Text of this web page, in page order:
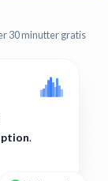
30 minutter gratis
.